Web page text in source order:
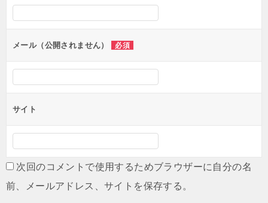
メール（公開されません） 必須
サイト
次回のコメントで使用するためブラウザーに自分の名
前、メールアドレス、サイトを保存する。